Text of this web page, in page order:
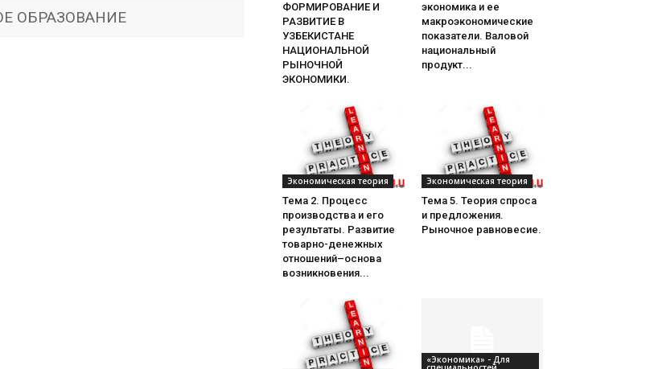
ОБРАЗОВАНИЕ
ФОРМИРОВАНИЕ И
РАЗВИТИЕ В
УЗБЕКИСТАНЕ
НАЦИОНАЛЬНОЙ
РЫНОЧНОЙ
ЭКОНОМИКИ.
экономика и ее
макроэкономические
показатели. Валовой
национальный
продукт...
Экономическая теория
Тема 2. Процесс
производства и его
результаты. Развитие
товарно-денежных
отношений–основа
возникновения...
Экономическая теория
Тема 5. Теория спроса
и предложения.
Рыночное равновесие.
«Экономика» - Для